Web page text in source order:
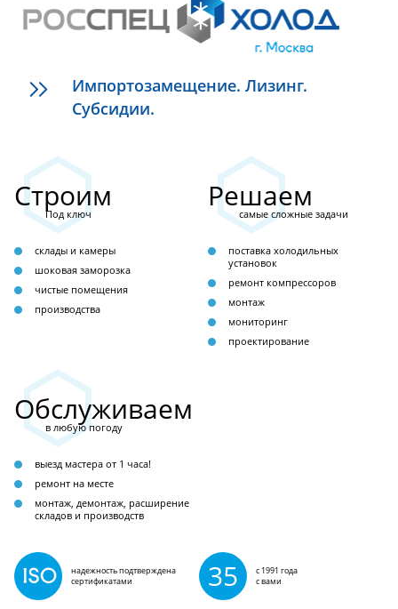
Импортозамещение. Лизинг.
Субсидии.
Строим
Под ключ
склады и камеры
шоковая заморозка
чистые помещения
производства
Решаем
самые сложные задачи
поставка холодильных
установок
ремонт компрессоров
монтаж
мониторинг
проектирование
Обслуживаем
в любую погоду
выезд мастера от 1 часа!
ремонт на месте
монтаж, демонтаж, расширение
складов и производств
надежность подтверждена
сертификатами
35
с 1991 года
с вами